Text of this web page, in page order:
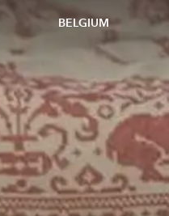
BELGIUM